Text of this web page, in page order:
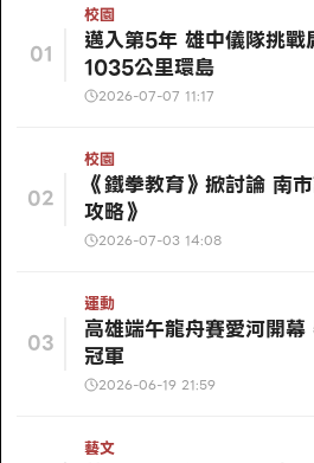
01
校園
邁入第5年 雄中儀隊挑
1035公里環島
2026-07-07 11:17
02
校園
《鐵拳教育》掀討論 南
攻略》
2026-07-03 14:08
03
運動
高雄端午龍舟賽愛河開
冠軍
2026-06-19 21:59
藝文